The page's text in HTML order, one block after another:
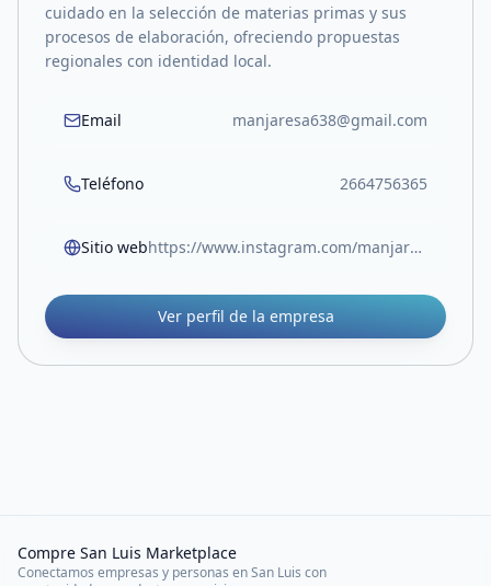
cuidado en la selección de materias primas y sus
procesos de elaboración, ofreciendo propuestas
regionales con identidad local.
Email manjaresa638@gmail.com
Teléfono 2664756365
Sitio web https://www.instagram.com/manjaresdemerlo/
Ver perfil de la empresa
Compre San Luis Marketplace
Conectamos empresas y personas en San Luis con